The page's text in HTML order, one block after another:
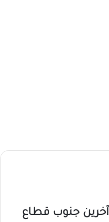
مقتل ضابط وجندي وإصابة 3 آخرين جنوب قطاع